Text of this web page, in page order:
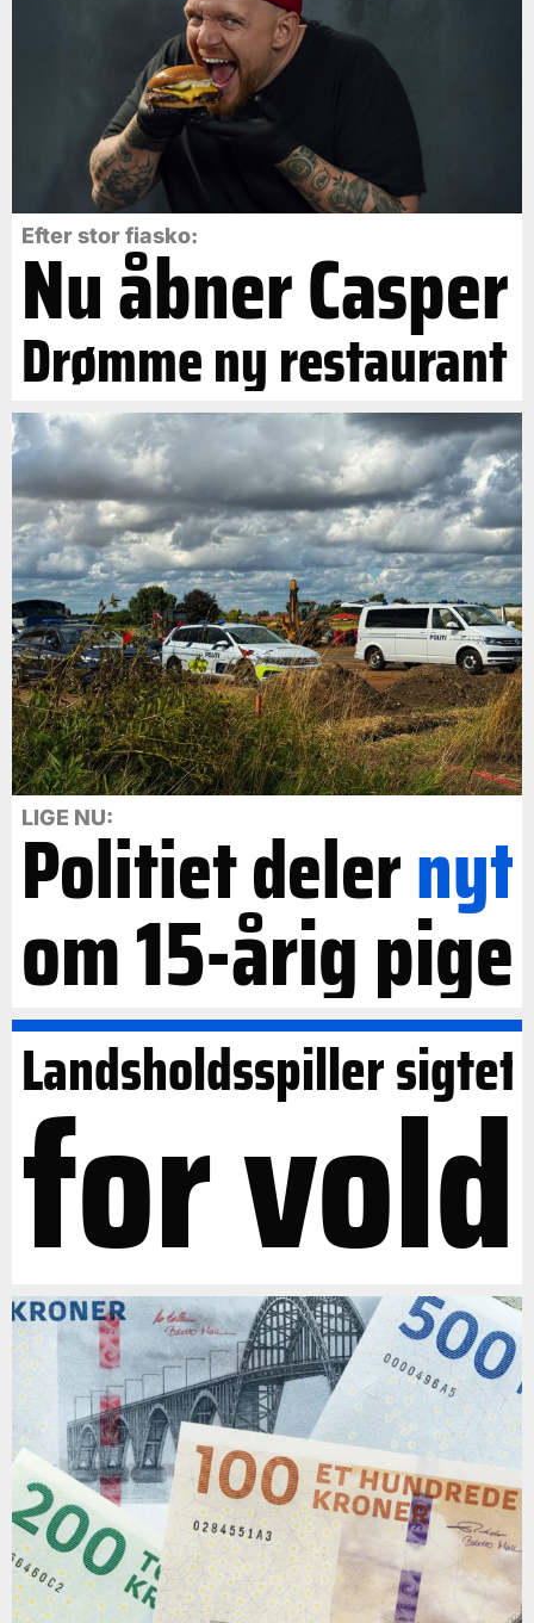
Efter stor fiasko:
Nu åbner Casper
Drømme ny restaurant
LIGE NU:
Politiet delernyt
om 15-årig pige
Landsholdsspiller sigtet
for vold